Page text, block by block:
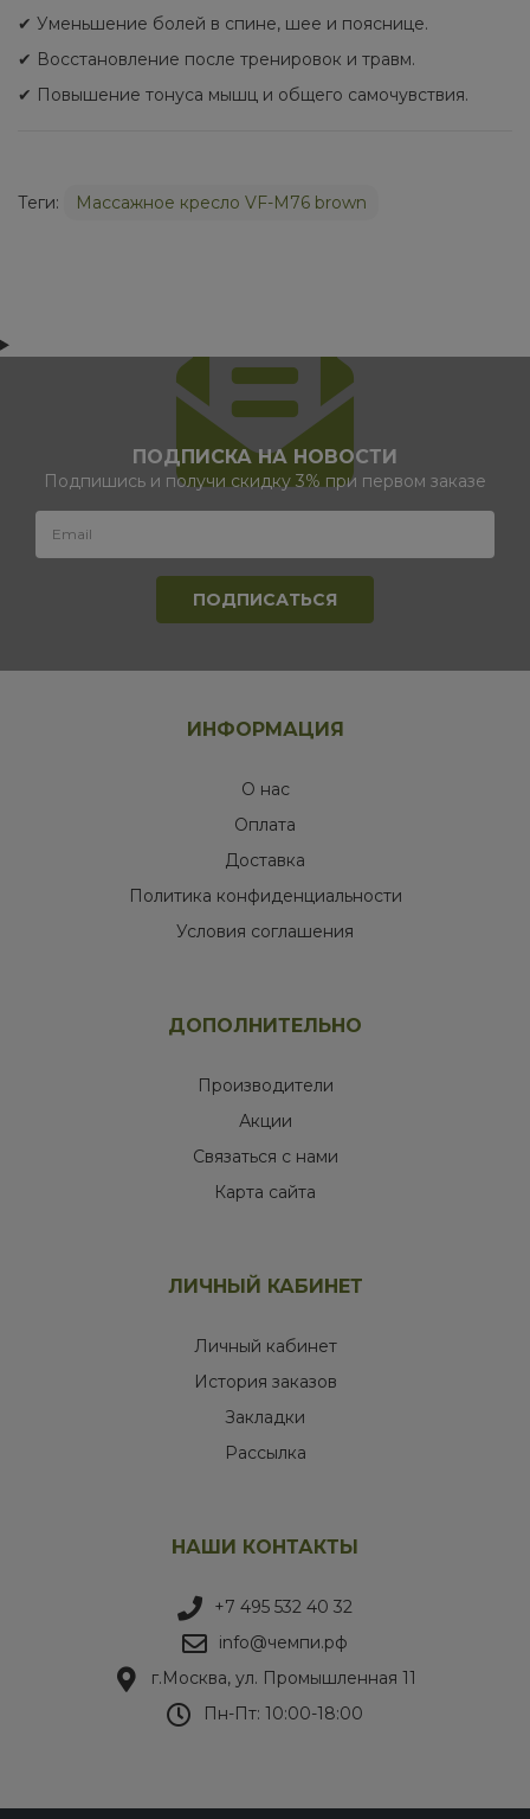
✔ Уменьшение болей в спине, шее и пояснице.
✔ Восстановление после тренировок и травм.
✔ Повышение тонуса мышц и общего самочувствия.
Теги: Массажное кресло VF-M76 brown
ПОДПИСКА НА НОВОСТИ
Подпишись и получи скидку 3% при первом заказе
ИНФОРМАЦИЯ
О нас
Оплата
Доставка
Политика конфиденциальности
Условия соглашения
ДОПОЛНИТЕЛЬНО
Производители
Акции
Связаться с нами
Карта сайта
ЛИЧНЫЙ КАБИНЕТ
Личный кабинет
История заказов
Закладки
Рассылка
НАШИ КОНТАКТЫ
+7 495 532 40 32
info@чемпи.рф
г.Москва, ул. Промышленная 11
Пн-Пт: 10:00-18:00